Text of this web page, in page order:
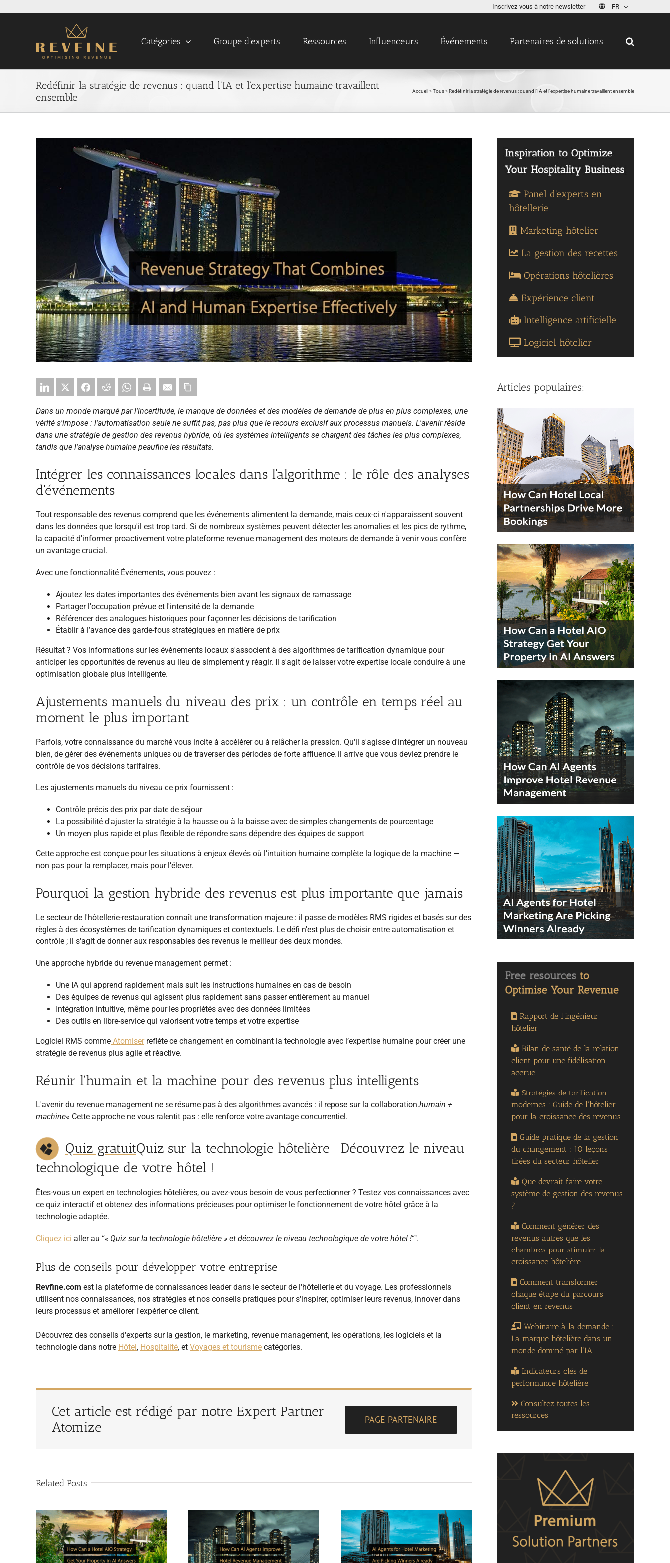
Inscrivez-vous à notre newsletter FR
Catégories Groupe d'experts Ressources Influenceurs Événements Partenaires de solutions
Redéfinir la stratégie de revenus : quand l'IA et l'expertise humaine travaillent
ensemble
Accueil » Tous» Redéfinir la stratégie de revenus : quand l'IA et l'expertise humaine travaillent ensemble
Dans un monde marqué par l'incertitude, le manque de données et des modèles de demande de plus en plus complexes, une
vérité s'impose : l'automatisation seule ne suffit pas, pas plus que le recours exclusif aux processus manuels. L'avenir réside
dans une stratégie de gestion des revenus hybride, où les systèmes intelligents se chargent des tâches les plus complexes,
tandis que l'analyse humaine peaufine les résultats.
Intégrer les connaissances locales dans l'algorithme : le rôle des analyses
d'événements
Tout responsable des revenus comprend que les événements alimentent la demande, mais ceux-ci n'apparaissent souvent
dans les données que lorsqu'il est trop tard. Si de nombreux systèmes peuvent détecter les anomalies et les pics de rythme,
la capacité d'informer proactivement votre plateforme revenue management des moteurs de demande à venir vous confère
un avantage crucial.
Avec une fonctionnalité Événements, vous pouvez :
Ajoutez les dates importantes des événements bien avant les signaux de ramassage
Partager l'occupation prévue et l'intensité de la demande
Référencer des analogues historiques pour façonner les décisions de tarification
Établir à l’avance des garde-fous stratégiques en matière de prix
Résultat ? Vos informations sur les événements locaux s'associent à des algorithmes de tarification dynamique pour
anticiper les opportunités de revenus au lieu de simplement y réagir. Il s'agit de laisser votre expertise locale conduire à une
optimisation globale plus intelligente.
Ajustements manuels du niveau des prix : un contrôle en temps réel au
moment le plus important
Parfois, votre connaissance du marché vous incite à accélérer ou à relâcher la pression. Qu'il s'agisse d'intégrer un nouveau
bien, de gérer des événements uniques ou de traverser des périodes de forte affluence, il arrive que vous deviez prendre le
contrôle de vos décisions tarifaires.
Les ajustements manuels du niveau de prix fournissent :
Contrôle précis des prix par date de séjour
La possibilité d'ajuster la stratégie à la hausse ou à la baisse avec de simples changements de pourcentage
Un moyen plus rapide et plus flexible de répondre sans dépendre des équipes de support
Cette approche est conçue pour les situations à enjeux élevés où l’intuition humaine complète la logique de la machine —
non pas pour la remplacer, mais pour l’élever.
Pourquoi la gestion hybride des revenus est plus importante que jamais
Le secteur de l'hôtellerie-restauration connaît une transformation majeure : il passe de modèles RMS rigides et basés sur des
règles à des écosystèmes de tarification dynamiques et contextuels. Le défi n'est plus de choisir entre automatisation et
contrôle ; il s'agit de donner aux responsables des revenus le meilleur des deux mondes.
Une approche hybride du revenue management permet :
Une IA qui apprend rapidement mais suit les instructions humaines en cas de besoin
Des équipes de revenus qui agissent plus rapidement sans passer entièrement au manuel
Intégration intuitive, même pour les propriétés avec des données limitées
Des outils en libre-service qui valorisent votre temps et votre expertise
Logiciel RMS comme Atomiserreflète ce changement en combinant la technologie avec l’expertise humaine pour créer une
stratégie de revenus plus agile et réactive.
Réunir l'humain et la machine pour des revenus plus intelligents
L'avenir du revenue management ne se résume pas à des algorithmes avancés : il repose sur la collaboration.humain +
machine« Cette approche ne vous ralentit pas : elle renforce votre avantage concurrentiel.
Quiz gratuitQuiz sur la technologie hôtelière : Découvrez le niveau
technologique de votre hôtel !
Êtes-vous un expert en technologies hôtelières, ou avez-vous besoin de vous perfectionner ? Testez vos connaissances avec
ce quiz interactif et obtenez des informations précieuses pour optimiser le fonctionnement de votre hôtel grâce à la
technologie adaptée.
Cliquez ici aller au “« Quiz sur la technologie hôtelière » et découvrez le niveau technologique de votre hôtel !“".
Plus de conseils pour développer votre entreprise
Revfine.com est la plateforme de connaissances leader dans le secteur de l'hôtellerie et du voyage. Les professionnels
utilisent nos connaissances, nos stratégies et nos conseils pratiques pour s'inspirer, optimiser leurs revenus, innover dans
leurs processus et améliorer l'expérience client.
Découvrez des conseils d'experts sur la gestion, le marketing, revenue management, les opérations, les logiciels et la
technologie dans notre Hôtel, Hospitalité, et Voyages et tourisme catégories.
Cet article est rédigé par notre Expert Partner
Atomize
PAGE PARTENAIRE
Related Posts
Panel d'experts en
hôtellerie
Marketing hôtelier
La gestion des recettes
Opérations hôtelières
Expérience client
Intelligence artificielle
Logiciel hôtelier
Articles populaires:
Rapport de l'ingénieur
hôtelier
Bilan de santé de la relation
client pour une fidélisation
accrue
Stratégies de tarification
modernes : Guide de l'hôtelier
pour la croissance des revenus
Guide pratique de la gestion
du changement : 10 leçons
tirées du secteur hôtelier
Que devrait faire votre
système de gestion des revenus
?
Comment générer des
revenus autres que les
chambres pour stimuler la
croissance hôtelière
Comment transformer
chaque étape du parcours
client en revenus
Webinaire à la demande :
La marque hôtelière dans un
monde dominé par l’IA
Indicateurs clés de
performance hôtelière
Consultez toutes les
ressources